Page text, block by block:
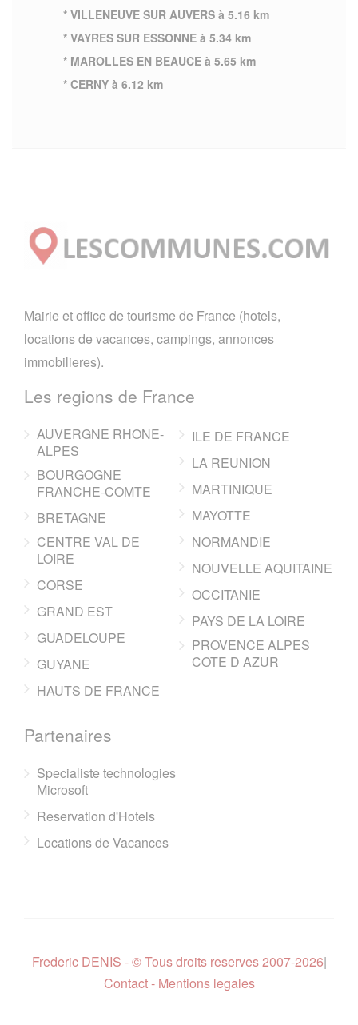
* VILLENEUVE SUR AUVERS à 5.16 km
* VAYRES SUR ESSONNE à 5.34 km
* MAROLLES EN BEAUCE à 5.65 km
* CERNY à 6.12 km
Mairie et office de tourisme de France (hotels,
locations de vacances, campings, annonces
immobilieres).
Les regions de France
AUVERGNE RHONE-
ALPES
BOURGOGNE
FRANCHE-COMTE
BRETAGNE
CENTRE VAL DE
LOIRE
CORSE
GRAND EST
GUADELOUPE
GUYANE
HAUTS DE FRANCE
ILE DE FRANCE
LA REUNION
MARTINIQUE
MAYOTTE
NORMANDIE
NOUVELLE AQUITAINE
OCCITANIE
PAYS DE LA LOIRE
PROVENCE ALPES
COTE D AZUR
Partenaires
Specialiste technologies
Microsoft
Reservation d'Hotels
Locations de Vacances
Frederic DENIS - © Tous droits reserves 2007-2026|
Contact - Mentions legales